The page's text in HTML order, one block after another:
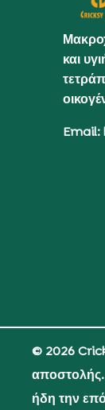
και
© 2026
αποστολής.
ήδη την